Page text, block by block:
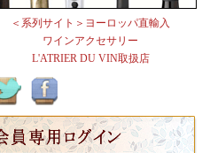
＜系列サイト＞ヨーロッパ直輸入
ワインアクセサリー
L'ATRIER DU VIN取扱店